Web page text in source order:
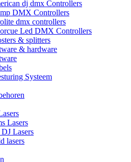
dj dmx Controllers
DMX Controllers
dmx controllers
Led DMX Controllers
& splitters
& hardware
Systeem
Lasers
Lasers
lasers